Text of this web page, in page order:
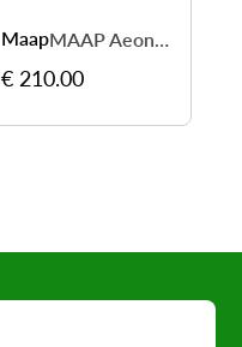
Maap MAAP Aeon LS Men – respirant et technique
€ 210.00